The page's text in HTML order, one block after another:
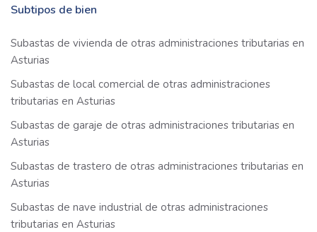
Subtipos de bien
Subastas de vivienda de otras administraciones tributarias en
Asturias
Subastas de local comercial de otras administraciones
tributarias en Asturias
Subastas de garaje de otras administraciones tributarias en
Asturias
Subastas de trastero de otras administraciones tributarias en
Asturias
Subastas de nave industrial de otras administraciones
tributarias en Asturias